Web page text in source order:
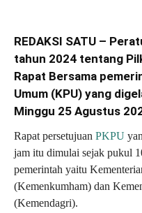
REDAKSI SATU –
tahun 2024 tentang
Rapat Bersama
Umum (KPU) yang
Minggu 25 Agustus
Rapat persetujuan PKPU
jam itu dimulai sejak pukul
pemerintah yaitu
(Kemenkumham) dan
(Kemendagri).